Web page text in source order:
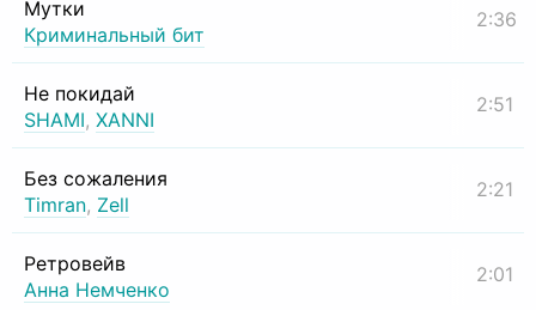
Мутки
Криминальный бит
2:36
Не покидай
SHAMI, XANNI
2:51
Без сожаления
Timran, Zell
2:21
Ретровейв
Анна Немченко
2:01